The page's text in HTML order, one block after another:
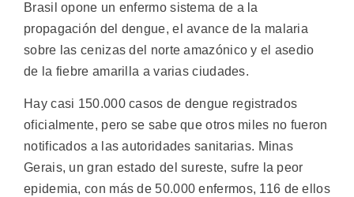
Brasil opone un enfermo sistema de a la
propagación del dengue, el avance de la malaria
sobre las cenizas del norte amazónico y el asedio
de la fiebre amarilla a varias ciudades.
Hay casi 150.000 casos de dengue registrados
oficialmente, pero se sabe que otros miles no fueron
notificados a las autoridades sanitarias. Minas
Gerais, un gran estado del sureste, sufre la peor
epidemia, con más de 50.000 enfermos, 116 de ellos